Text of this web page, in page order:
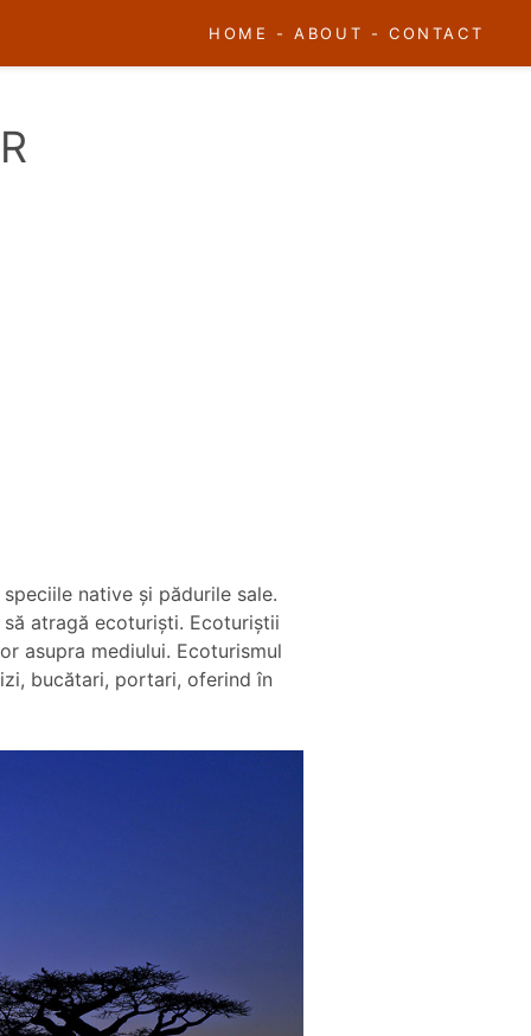
HOME -ABOUT -CONTACT
native și pădurile sale.
atragă ecoturiști. Ecoturiștii
asupra mediului. Ecoturismul
bucătari, portari, oferind în